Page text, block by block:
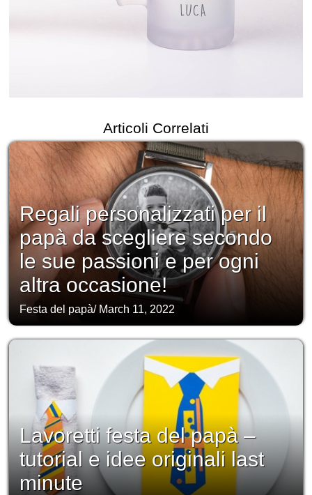
Articoli Correlati
Regali personalizzati per il
papà da scegliere secondo
le sue passioni e per ogni
altra occasione!
Festa del papà/ March 11, 2022
Lavoretti festa del papà –
tutorial e idee originali last
minute